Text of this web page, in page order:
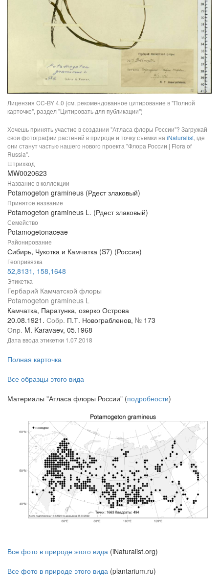
Лицензия CC-BY 4.0 (см. рекомендованное цитирование в "Полной
карточке", раздел "Цитировать для публикации")
Хочешь принять участие в создании "Атласа флоры России"? Загружай
свои фотографии растений в природе и точку съемки на iNaturalist, где
они станут частью нашего нового проекта "Флора России | Flora of
Russia".
Штрихкод
MW0020623
Название в коллекции
Potamogeton gramineus (Рдест злаковый)
Принятое название
Potamogeton gramineus L. (Рдест злаковый)
Семейство
Potamogetonaceae
Районирование
Сибирь, Чукотка и Камчатка (S7) (Россия)
Геопривязка
52,8131, 158,1648
Этикетка
Гербарий Камчатской флоры
Potamogeton gramineus L
Камчатка, Паратунка, озерко Острова
20.08.1921. Собр. П.Т. Новограбленов, № 173
Опр. M. Karavaev, 05.1968
Дата ввода этикетки 1.07.2018
Полная карточка
Все образцы этого вида
Материалы "Атласа флоры России" (подробности)
Все фото в природе этого вида (iNaturalist.org)
Все фото в природе этого вида (plantarium.ru)